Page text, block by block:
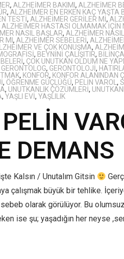
, ALZHEİMER BAKIMI , ALZHEIMER
, ALZHEIMER EN ERKEN KAÇ YAŞTA
TESTI, ALZHEIMER GERILER MI,
ALZHEIMER HASTASI OLMAMAK IÇIN
NASIL BAŞLAR, ALZHEIMER
MI , ALZHEIMER SEBELERI,
VE ÇOK KONUŞMA,
, BEYNINI ÇALIŞITIR,
, ÇOK UNUTKAN OLDUM NE
GERONTOLOG, GERONTOLOJI,
, KONFOR, KONFOR ALANINDAN
, ÖĞRENME GÜÇLÜĞÜ, PELIN VAROL ,
, UNUTKANLIK ÇÖZÜMLERI,
, YAŞLI EVI, YAŞLILIK
DEMANS
Kalsın / Unutalım Gitsin
çalışmak büyük bir tehlike.
olarak görülüyor. Bu olumsuz
ise şu; yaşadığın her neyse